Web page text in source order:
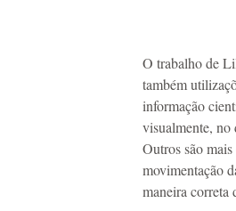
O trabalho de
também
informação
visualmente, no
Outros são
movimentação
maneira correta